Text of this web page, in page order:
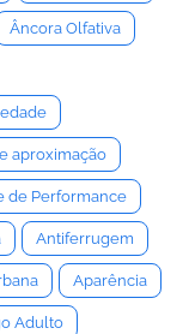
Âncora Olfativa
aproximação
de Performance
Antiferrugem
Aparência
Adulto